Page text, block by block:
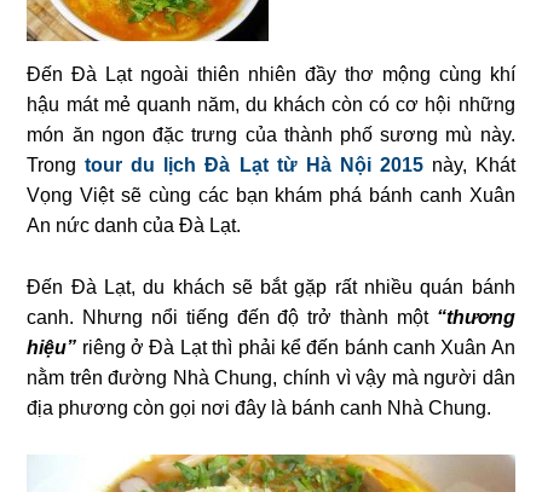
Đến Đà Lạt ngoài thiên nhiên đầy thơ mộng cùng khí
hậu mát mẻ quanh năm, du khách còn có cơ hội những
món ăn ngon đặc trưng của thành phố sương mù này.
Trongtour du lịch Đà Lạt từ Hà Nội 2015này, Khát
Vọng Việt sẽ cùng các bạn khám phá bánh canh Xuân
An nức danh của Đà Lạt.
Đến Đà Lạt, du khách sẽ bắt gặp rất nhiều quán bánh
canh. Nhưng nổi tiếng đến độ trở thành một “thương
hiệu” riêng ở Đà Lạt thì phải kể đến bánh canh Xuân An
nằm trên đường Nhà Chung, chính vì vậy mà người dân
địa phương còn gọi nơi đây là bánh canh Nhà Chung.